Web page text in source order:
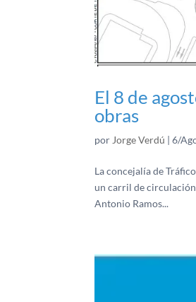
El 8 de
obras
por Jorge Verdú |6/
La concejalía de
un carril de
Antonio Ramos...